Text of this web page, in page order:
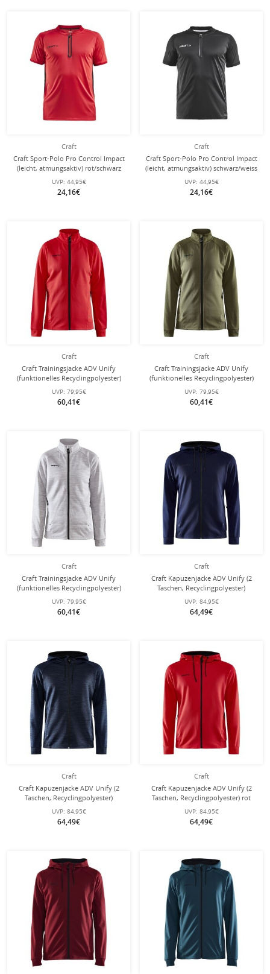
Craft
Craft Sport-Polo Pro Control Impact
(leicht, atmungsaktiv) rot/schwarz
Herren
UVP: 44,95€
24,16€
Craft
Craft Sport-Polo Pro Control Impact
(leicht, atmungsaktiv) schwarz/weiss
Herren
UVP: 44,95€
24,16€
Craft
Craft Trainingsjacke ADV Unify
(funktionelles Recyclingpolyester)
rot Damen
UVP: 79,95€
60,41€
Craft
Craft Trainingsjacke ADV Unify
(funktionelles Recyclingpolyester)
khakigrün Damen
UVP: 79,95€
60,41€
Craft
Craft Trainingsjacke ADV Unify
(funktionelles Recyclingpolyester)
hellgrau Damen
UVP: 79,95€
60,41€
Craft
Craft Kapuzenjacke ADV Unify (2
Taschen, Recyclingpolyester)
navyblau Herren
UVP: 84,95€
64,49€
Craft
Craft Kapuzenjacke ADV Unify (2
Taschen, Recyclingpolyester)
melangeblau Herren
UVP: 84,95€
64,49€
Craft
Craft Kapuzenjacke ADV Unify (2
Taschen, Recyclingpolyester) rot
Herren
UVP: 84,95€
64,49€